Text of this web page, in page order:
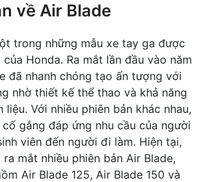
về Air Blade
trong những mẫu xe tay ga được
Honda. Ra mắt lần đầu vào năm
đã nhanh chóng tạo ấn tượng với
nhờ thiết kế thể thao và khả năng
liệu. Với nhiều phiên bản khác nhau,
gắng đáp ứng nhu cầu của người
viên đến người đi làm. Hiện tại,
mắt nhiều phiên bản Air Blade,
Air Blade 125, Air Blade 150 và